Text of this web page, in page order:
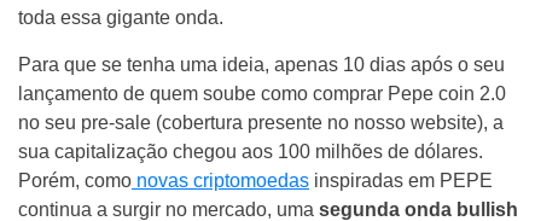
toda essa gigante onda.
Para que se tenha uma ideia, apenas 10 dias após o seu
lançamento de quem soube como comprar Pepe coin 2.0
no seu pre-sale (cobertura presente no nosso website), a
sua capitalização chegou aos 100 milhões de dólares.
Porém, como novas criptomoedas inspiradas em PEPE
continua a surgir no mercado, uma segunda onda bullish